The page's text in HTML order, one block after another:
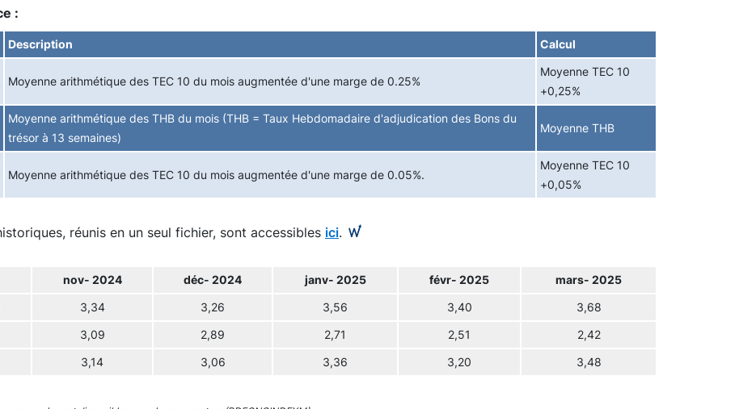
:
Description Calcul
Moyenne arithmétique des TEC 10 du mois augmentée d'une marge de 0.25%
Moyenne TEC 10
+0,25%
Moyenne arithmétique des THB du mois (THB = Taux Hebdomadaire d'adjudication des Bons du
trésor à 13 semaines)
Moyenne THB
Moyenne arithmétique des TEC 10 du mois augmentée d'une marge de 0.05%.
Moyenne TEC 10
+0,05%
réunis en un seul fichier, sont accessibles ici.
nov- 2024 déc- 2024 janv- 2025 févr- 2025 mars- 2025
3,34 3,26 3,56 3,40 3,68
3,09 2,89 2,71 2,51 2,42
3,14 3,06 3,36 3,20 3,48